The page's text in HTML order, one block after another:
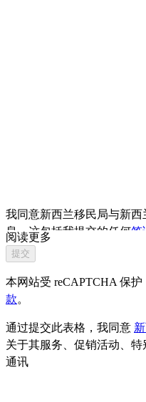
我同意新西兰移民局与新
息。这包括我提交的任何签
理解新西兰教育局的隐私政
合该隐私政策的规定下使用
包括学生签证申请前/后的
签证申请结果）。这将使我
阅读更多
提交
本网站受 reCAPTCHA 保护
款。
通过提交此表格，我同意
关于其服务、促销活动、
通讯